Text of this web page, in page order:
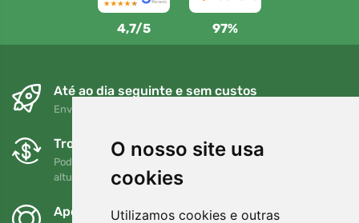
O nosso site usa
cookies
Utilizamos cookies e outras
4,7/5 97%
Até ao dia seguinte e sem custos
Envio gratuito para encomendas superiores a 80 EUR
Trocas e devoluções gratuitas
Pode devolver ou trocar a sua encomenda em qualquer
altura no prazo de 90 dias
Apoiamos a Trees.org